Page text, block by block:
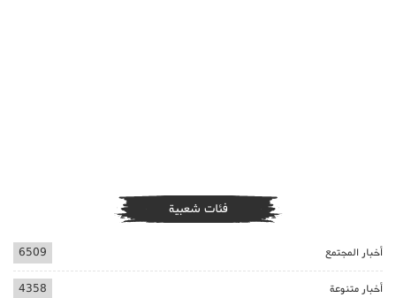
فئات شعبية
أخبار المجتمع 6509
أخبار متنوعة 4358